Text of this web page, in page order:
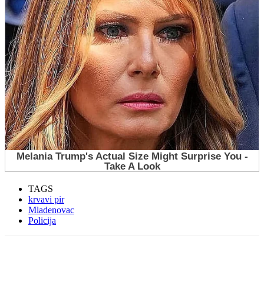
TAGS
krvavi pir
Mladenovac
Policija